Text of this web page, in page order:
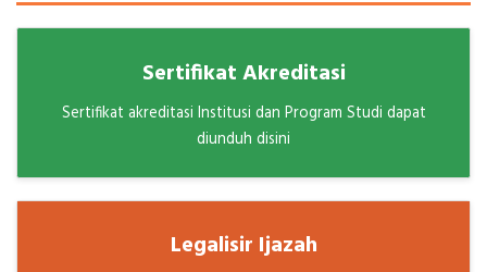
Sertifikat Akreditasi
Sertifikat akreditasi Institusi dan Program Studi dapat
diunduh disini
Legalisir Ijazah